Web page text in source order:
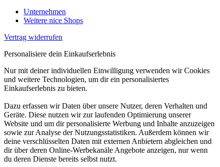
Unternehmen
Weitere nice Shops
Vertrag widerrufen
Personalisiere dein Einkaufserlebnis
Nur mit deiner individuellen Einwilligung verwenden wir Cookies
und weitere Technologien, um dir ein personalisiertes
Einkaufserlebnis zu bieten.
Dazu erfassen wir Daten über unsere Nutzer, deren Verhalten und
Geräte. Diese nutzen wir zur laufenden Optimierung unserer
Website und um dir personalisierte Werbung und Inhalte anzuzeigen
sowie zur Analyse der Nutzungsstatistiken. Außerdem können wir
deine verschlüsselten Daten mit externen Anbietern abgleichen und
dir über deren Online-Werbekanäle Angebote anzeigen, nur wenn
du deren Dienste bereits selbst nutzt.